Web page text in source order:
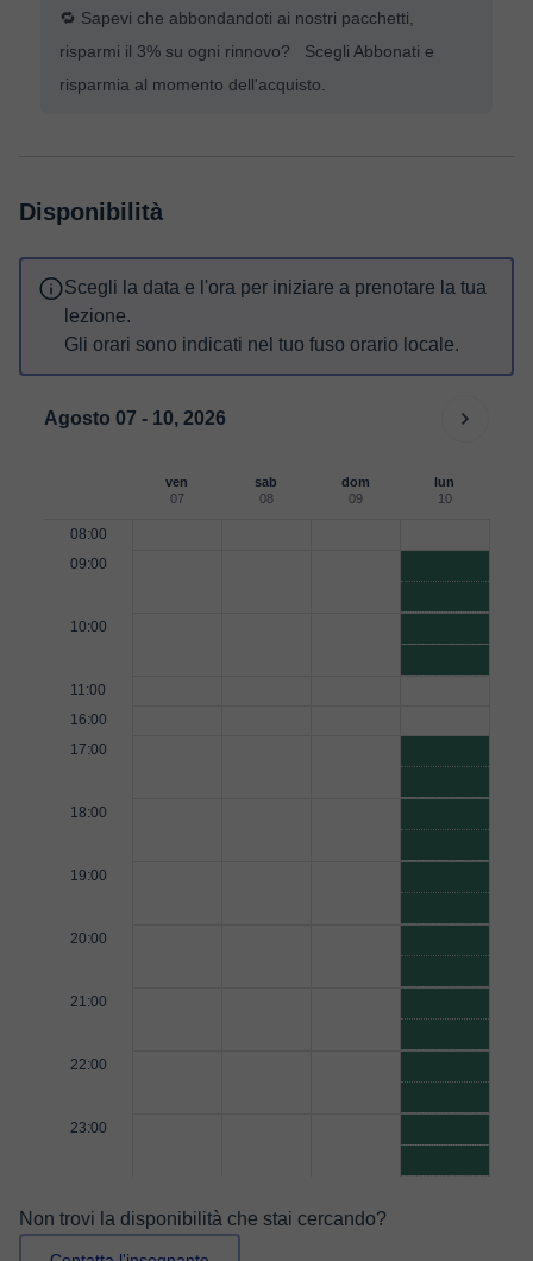
🔁 Sapevi che abbondandoti ai nostri pacchetti,
risparmi il 3% su ogni rinnovo? Scegli Abbonati e
risparmia al momento dell'acquisto.
Disponibilità
Scegli la data e l'ora per iniziare a prenotare la tua
lezione.
Gli orari sono indicati nel tuo fuso orario locale.
Agosto 07 - 10, 2026
ven
07
sab
08
dom
09
lun
10
08:00
09:00
10:00
11:00
16:00
17:00
18:00
19:00
20:00
21:00
22:00
23:00
Non trovi la disponibilità che stai cercando?